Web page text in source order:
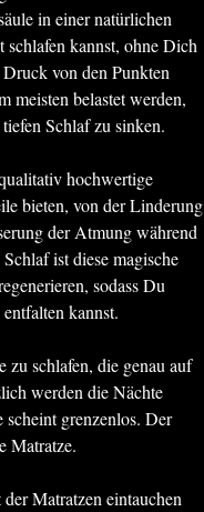
in einer natürlichen
kannst, ohne Dich
von den Punkten
meisten belastet werden,
Schlaf zu sinken.
hochwertige
bieten, von der Linderung
der Atmung während
ist diese magische
sodass Du
kannst.
schlafen, die genau auf
werden die Nächte
grenzenlos. Der
Matratze.
Matratzen eintauchen